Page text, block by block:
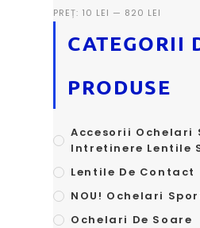
PREȚ: 10 LEI — 820 LEI
CATEGORII
PRODUSE
Accesorii Ochelari
Intretinere Lentile
Lentile De Contact
NOU! Ochelari
Ochelari De Soare